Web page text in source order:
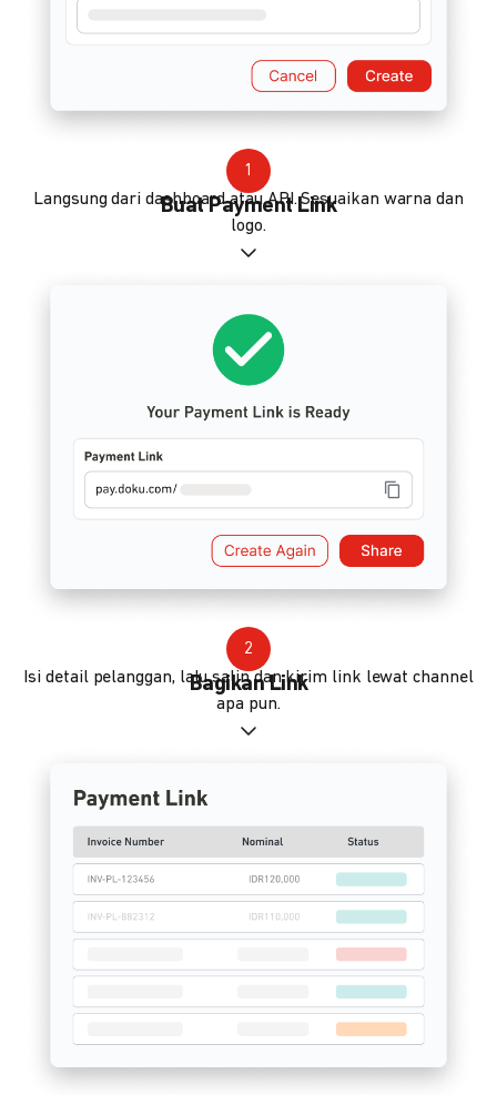
1
Buat Payment Link
Langsung dari dashboard atau API. Sesuaikan warna dan
logo.
2
Bagikan Link
Isi detail pelanggan, lalu salin dan kirim link lewat channel
apa pun.